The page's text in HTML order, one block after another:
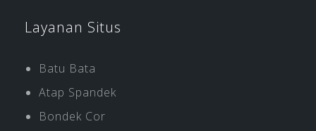
Layanan Situs
Batu Bata
Atap Spandek
Bondek Cor